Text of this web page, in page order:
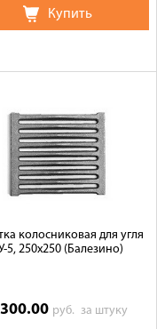
Купить
колосниковая для угля
5, 250х250 (Балезино)
руб. за штуку